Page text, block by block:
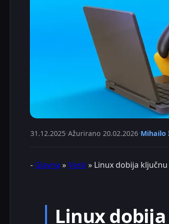
31.12.2025 Ažurirano 20.02.2026 Mihailo
- Glavna »Vesti » Linux dobija
Linux